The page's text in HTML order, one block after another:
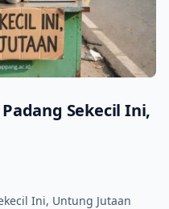
Sekecil Ini,
Ini, Untung Jutaan